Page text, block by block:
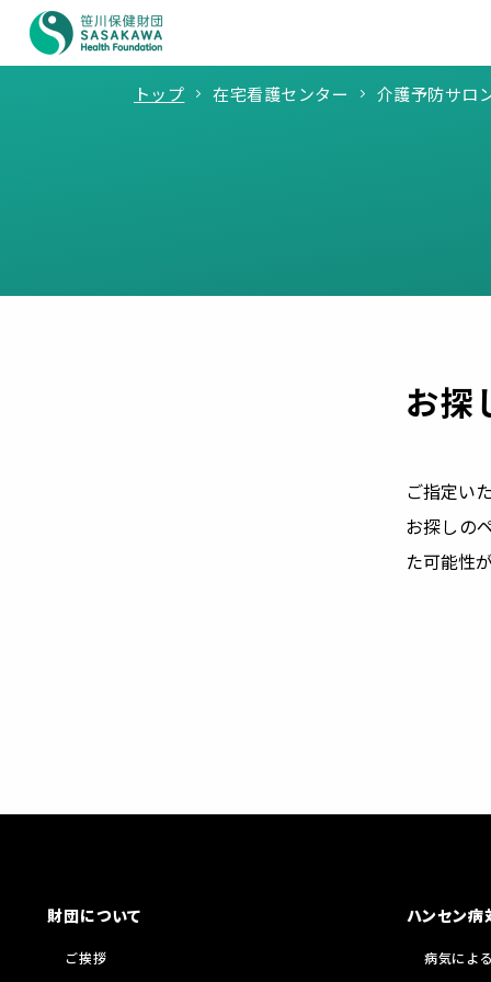
トップ 在宅看護センター 介護予防サロ
お探
ご指定い
お探しの
た可能性
財団について
ご挨拶
ハンセン病
病気によ